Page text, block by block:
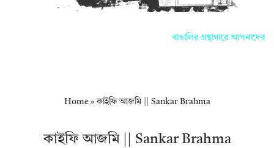
বাঙালির গ্রন্থাগারে আপনাদের সকলকে
Home»কাইফি আজমি || Sankar Brahma
কাইফি আজমি || Sankar Brahma